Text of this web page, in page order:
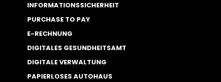
INFORMATIONSSICHERHEIT
PURCHASE TO PAY
E-RECHNUNG
DIGITALES GESUNDHEITSAMT
DIGITALE VERWALTUNG
PAPIERLOSES AUTOHAUS